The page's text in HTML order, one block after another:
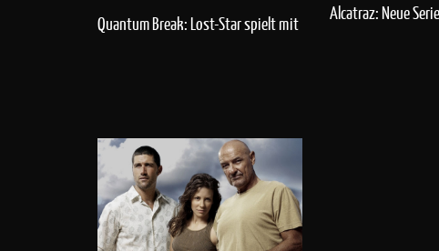
Quantum Break: Lost-Star spielt mit
Alcatraz: Neue